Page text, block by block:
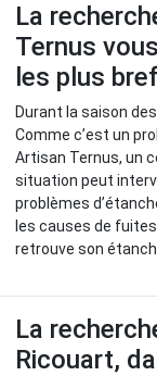
La
Ternus
les plus
Durant la saison
Comme c’est un
Artisan Ternus, un
situation peut
problèmes
les causes de
retrouve son
La
Ricouart,